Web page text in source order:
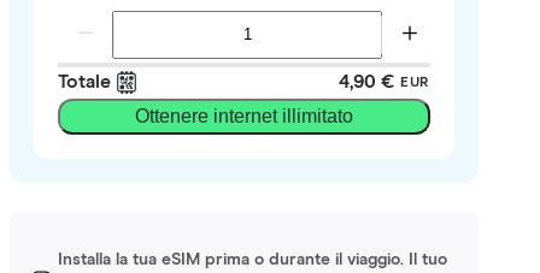
Totale 4,90 € EUR
Ottenere internet illimitato
Installa la tua eSIM prima o durante il viaggio. Il tuo